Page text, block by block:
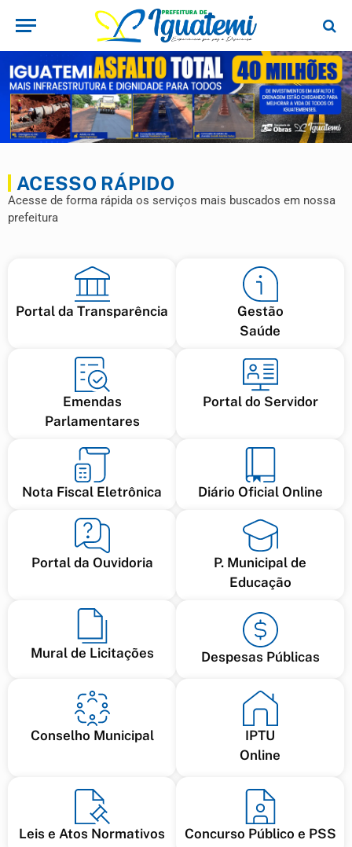
ACESSO RÁPIDO
Acesse de forma rápida os serviços mais buscados em nossa
prefeitura
Portal da Transparência
Gestão
Saúde
Emendas
Parlamentares
Portal do Servidor
Nota Fiscal Eletrônica Diário Oficial Online
Portal da Ouvidoria
P. Municipal de
Educação
Mural de Licitações Despesas Públicas
Conselho Municipal
IPTU
Online
Leis e Atos Normativos Concurso Público e PSS